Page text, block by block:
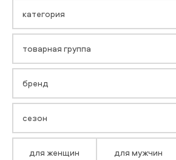
категория
товарная группа
бренд
сезон
для женщин для мужчин